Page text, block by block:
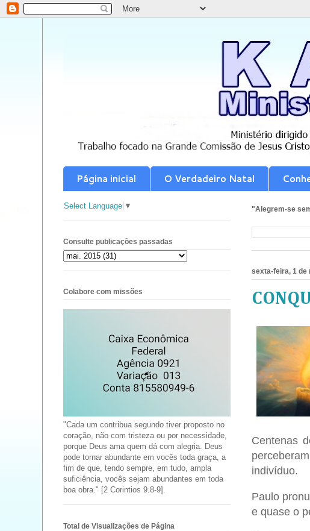
Página inicial O Verdadeiro Natal
"Alegrem-se
sexta-feira, 1 de
Centenas
indivíduo.
Paulo
e quase o
Select Language ▼
Consulte publicações passadas
Colabore com missões
"Cada um contribua segundo tiver proposto no
coração, não com tristeza ou por necessidade,
porque Deus ama quem dá com alegria. Deus
pode tornar abundante em vocês toda graça, a
fim de que, tendo sempre, em tudo, ampla
suficiência, vocês sejam abundantes em toda
boa obra." [2 Corintios 9.8-9].
Total de Visualizações de Página